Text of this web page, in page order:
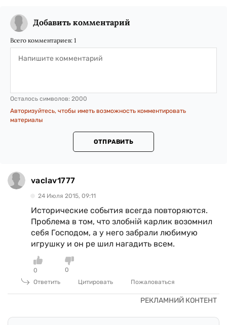
Добавить комментарий
Всего комментариев: 1
Осталось символов: 2000
Авторизуйтесь, чтобы иметь возможность комментировать
материалы
ОТПРАВИТЬ
vaclav1777
24 Июля 2015, 09:11
Исторические события всегда повторяются.
Проблема в том, что злобній карлик возомнил
себя Господом, а у него забрали любимую
игрушку и он ре шил нагадить всем.
0
0
Ответить
Цитировать Пожаловаться